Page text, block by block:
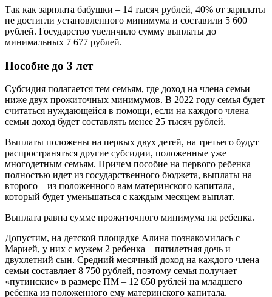
Так как зарплата бабушки – 14 тысяч рублей, 40% от зарплаты
не достигли установленного минимума и составили 5 600
рублей. Государство увеличило сумму выплаты до
минимальных 7 677 рублей.
Пособие до 3 лет
Субсидия полагается тем семьям, где доход на члена семьи
ниже двух прожиточных минимумов. В 2022 году семья будет
считаться нуждающейся в помощи, если на каждого члена
семьи доход будет составлять менее 25 тысяч рублей.
Выплаты положены на первых двух детей, на третьего будут
распространяться другие субсидии, положенные уже
многодетным семьям. Причем пособие на первого ребенка
полностью идет из государственного бюджета, выплаты на
второго – из положенного вам материнского капитала,
который будет уменьшаться с каждым месяцем выплат.
Выплата равна сумме прожиточного минимума на ребенка.
Допустим, на детской площадке Алина познакомилась с
Марией, у них с мужем 2 ребенка – пятилетняя дочь и
двухлетний сын. Средний месячный доход на каждого члена
семьи составляет 8 750 рублей, поэтому семья получает
«путинские» в размере ПМ – 12 650 рублей на младшего
ребенка из положенного ему материнского капитала.